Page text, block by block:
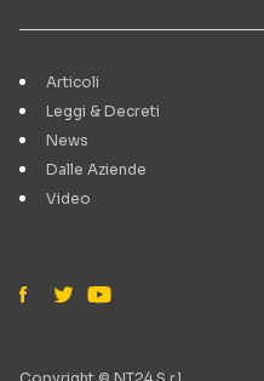
Articoli
Leggi & Decreti
News
Dalle Aziende
Video